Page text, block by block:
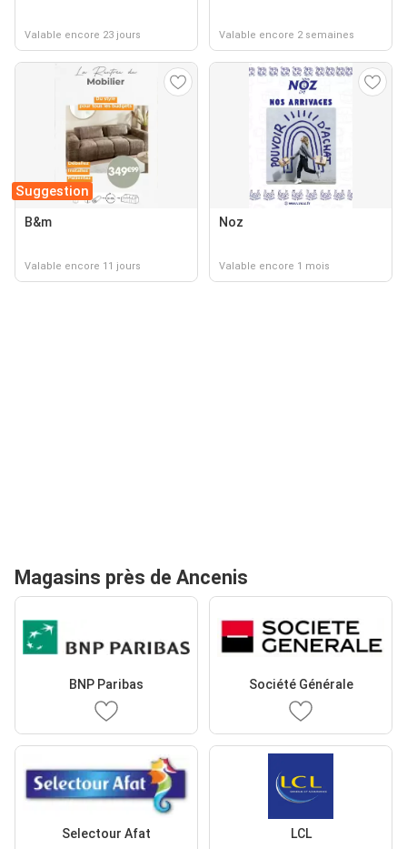
Valable encore 23 jours Valable encore 2 semaines
Suggestion
B&m
Valable encore 11 jours
Noz
Valable encore 1 mois
Magasins près de Ancenis
BNP Paribas Société Générale
Selectour Afat LCL